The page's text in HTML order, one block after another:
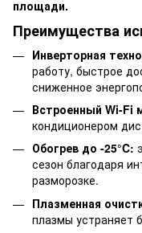
площади.
Преимущества
Инверторная
работу, быстрое
сниженное
Встроенный Wi-Fi
кондиционером
Обогрев до -25°C:
сезон благодаря
разморозке.
Плазменная
плазмы устраняет